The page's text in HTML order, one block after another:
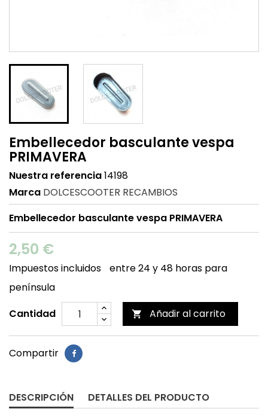
Embellecedor basculante vespa
PRIMAVERA
Nuestra referencia14198
Marca DOLCESCOOTER RECAMBIOS
Embellecedor basculante vespa PRIMAVERA
2,50 €
Impuestos incluidos
entre 24 y 48 horas para
península
Cantidad
 Añadir al carrito
Compartir
DESCRIPCIÓN DETALLES DEL PRODUCTO